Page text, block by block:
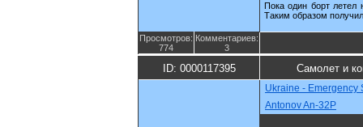
Пока один борт летел
Таким образом
Просмотров:
774
Комментариев:
3
ID: 0000117395 Самолет и
Ukraine - Emergency
Antonov An-32P